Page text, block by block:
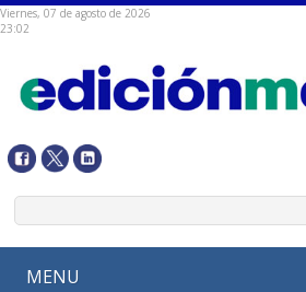
Viernes, 07 de agosto de 2026
23:02
MENU